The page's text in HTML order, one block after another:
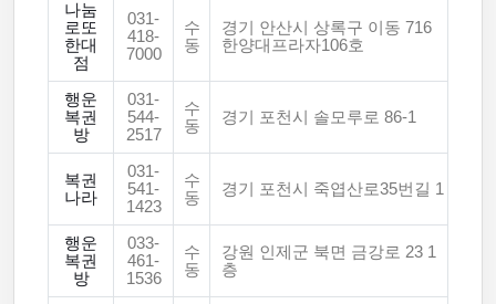
나눔
로또
한대
점
031-
418-
7000
수
동
경기 안산시 상록구 이동 716
한양대프라자106호
행운
복권
방
031-
544-
2517
수
동
경기 포천시 솔모루로 86-1
복권
나라
031-
541-
1423
수
동
경기 포천시 죽엽산로35번길 1
행운
복권
방
033-
461-
1536
수
동
강원 인제군 북면 금강로 23 1
층